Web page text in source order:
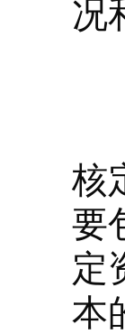
况
核
要
定
本